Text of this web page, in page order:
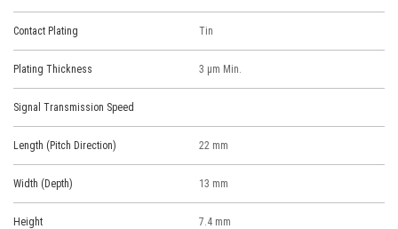
Contact Plating Tin
Plating Thickness 3 μm Min.
Signal Transmission Speed
Length (Pitch Direction) 22 mm
Width (Depth) 13 mm
Height 7.4 mm